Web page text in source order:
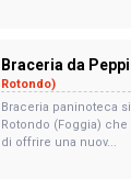
Braceria da
Rotondo)
Braceria paninoteca
Rotondo (Foggia)
di offrire una nuov...